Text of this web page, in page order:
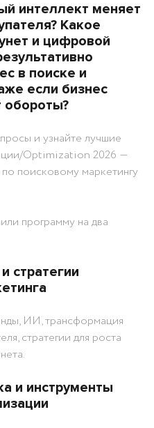
интеллект меняет
Какое
и цифровой
в поиске и
если бизнес
обороты?
и узнайте лучшие
Optimization 2026 ―
поисковому маркетингу
программу на два
стратегии
ИИ, трансформация
стратегии для роста
и инструменты